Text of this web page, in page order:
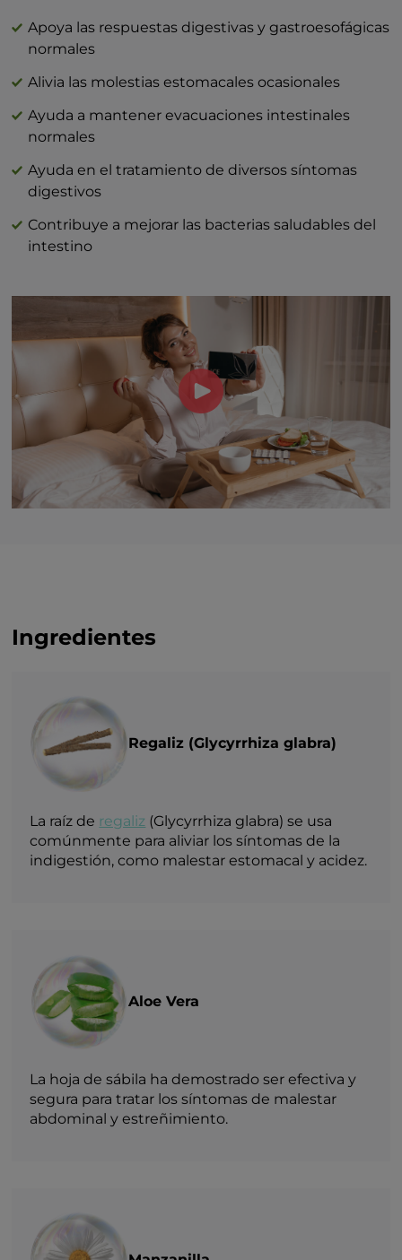
Apoya las respuestas digestivas y gastroesofágicas
normales
Alivia las molestias estomacales ocasionales
Ayuda a mantener evacuaciones intestinales
normales
Ayuda en el tratamiento de diversos síntomas
digestivos
Contribuye a mejorar las bacterias saludables del
intestino
Ingredientes
Regaliz (Glycyrrhiza glabra)
La raíz de regaliz (Glycyrrhiza glabra) se usa
comúnmente para aliviar los síntomas de la
indigestión, como malestar estomacal y acidez.
Aloe Vera
La hoja de sábila ha demostrado ser efectiva y
segura para tratar los síntomas de malestar
abdominal y estreñimiento.